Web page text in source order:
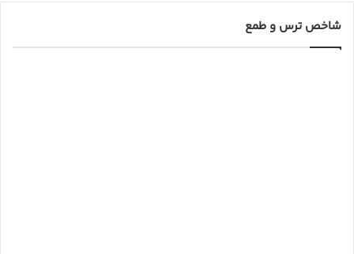
شاخص ترس و طمع